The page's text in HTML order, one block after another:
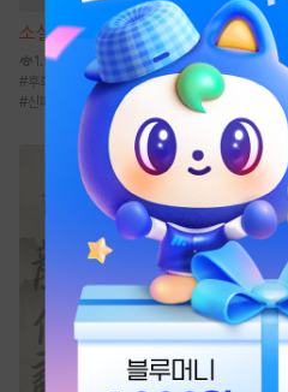
소설 불순한 탐닉 [단행본]
1.9만
#후회남 집착남 #상처녀 #오만남
#신파물